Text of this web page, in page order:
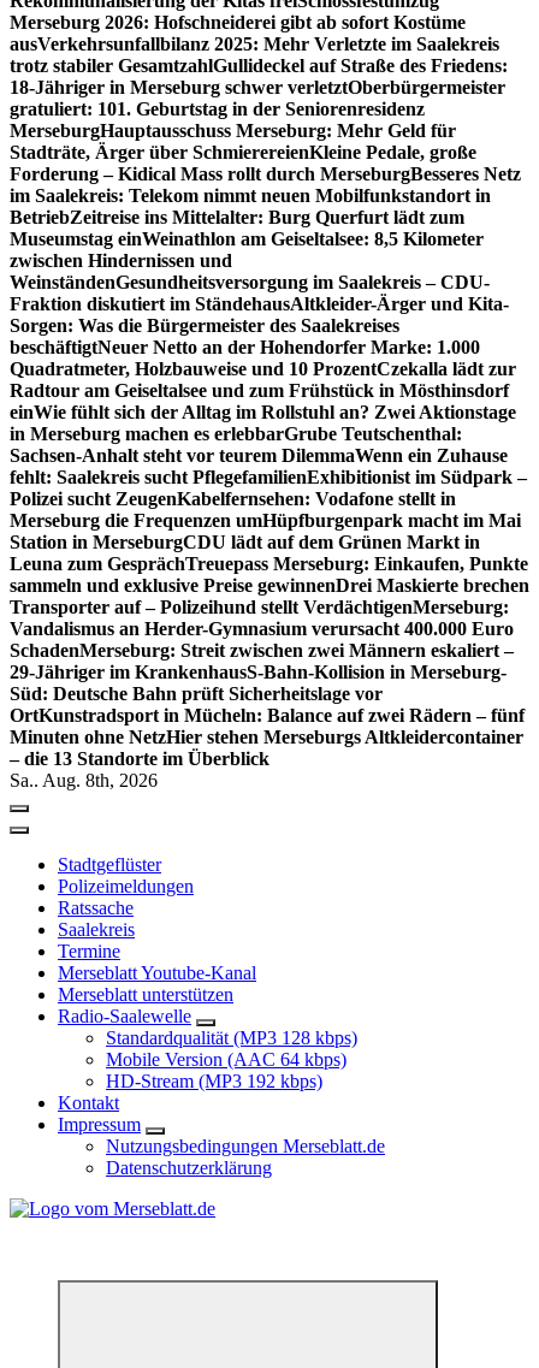
Merseburg 2026: Hofschneiderei gibt ab sofort Kostüme
ausVerkehrsunfallbilanz 2025: Mehr Verletzte im Saalekreis
trotz stabiler GesamtzahlGullideckel auf Straße des Friedens:
18-Jähriger in Merseburg schwer verletztOberbürgermeister
gratuliert: 101. Geburtstag in der Seniorenresidenz
MerseburgHauptausschuss Merseburg: Mehr Geld für
Stadträte, Ärger über SchmierereienKleine Pedale, große
Forderung – Kidical Mass rollt durch MerseburgBesseres Netz
im Saalekreis: Telekom nimmt neuen Mobilfunkstandort in
BetriebZeitreise ins Mittelalter: Burg Querfurt lädt zum
Museumstag einWeinathlon am Geiseltalsee: 8,5 Kilometer
zwischen Hindernissen und
WeinständenGesundheitsversorgung im Saalekreis – CDU-
Fraktion diskutiert im StändehausAltkleider-Ärger und Kita-
Sorgen: Was die Bürgermeister des Saalekreises
beschäftigtNeuer Netto an der Hohendorfer Marke: 1.000
Quadratmeter, Holzbauweise und 10 ProzentCzekalla lädt zur
Radtour am Geiseltalsee und zum Frühstück in Mösthinsdorf
einWie fühlt sich der Alltag im Rollstuhl an? Zwei Aktionstage
in Merseburg machen es erlebbarGrube Teutschenthal:
Sachsen-Anhalt steht vor teurem DilemmaWenn ein Zuhause
fehlt: Saalekreis sucht PflegefamilienExhibitionist im Südpark –
Polizei sucht ZeugenKabelfernsehen: Vodafone stellt in
Merseburg die Frequenzen umHüpfburgenpark macht im Mai
Station in MerseburgCDU lädt auf dem Grünen Markt in
Leuna zum GesprächTreuepass Merseburg: Einkaufen, Punkte
sammeln und exklusive Preise gewinnenDrei Maskierte brechen
Transporter auf – Polizeihund stellt VerdächtigenMerseburg:
Vandalismus an Herder-Gymnasium verursacht 400.000 Euro
SchadenMerseburg: Streit zwischen zwei Männern eskaliert –
29-Jähriger im KrankenhausS-Bahn-Kollision in Merseburg-
Süd: Deutsche Bahn prüft Sicherheitslage vor
OrtKunstradsport in Mücheln: Balance auf zwei Rädern – fünf
Minuten ohne NetzHier stehen Merseburgs Altkleidercontainer
– die 13 Standorte im Überblick
Sa.. Aug. 8th, 2026
Stadtgeflüster
Polizeimeldungen
Ratssache
Saalekreis
Termine
Merseblatt Youtube-Kanal
Merseblatt unterstützen
Radio-Saalewelle
Standardqualität (MP3 128 kbps)
Mobile Version (AAC 64 kbps)
HD-Stream (MP3 192 kbps)
Kontakt
Impressum
Nutzungsbedingungen Merseblatt.de
Datenschutzerklärung